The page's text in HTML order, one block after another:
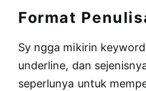
Format
Sy ngga mikirin
underline, dan
seperlunya untuk